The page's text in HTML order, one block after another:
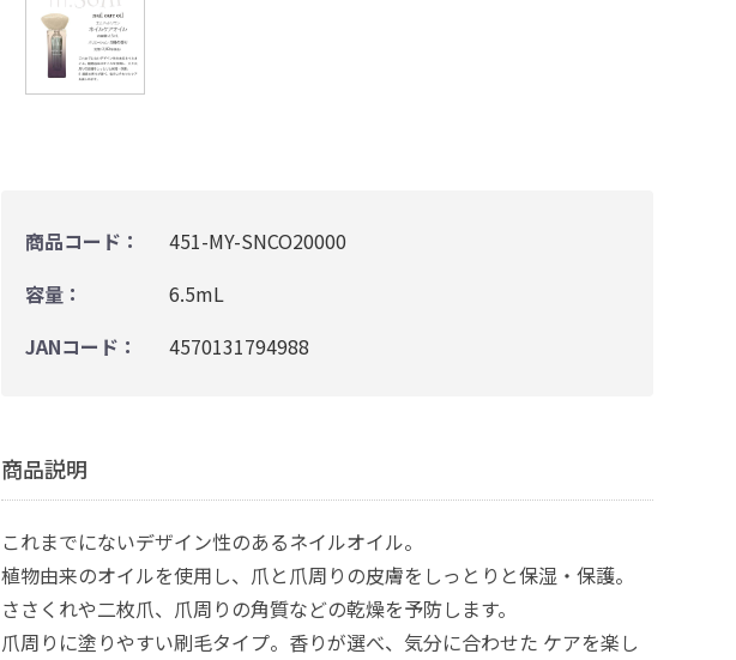
商品コード：
451-MY-SNCO20000
容量：
6.5mL
JANコード：
4570131794988
商品説明
これまでにないデザイン性のあるネイルオイル。
植物由来のオイルを使用し、爪と爪周りの皮膚をしっとりと保湿・保護。
ささくれや二枚爪、爪周りの角質などの乾燥を予防します。
爪周りに塗りやすい刷毛タイプ。香りが選べ、気分に合わせた ケアを楽し